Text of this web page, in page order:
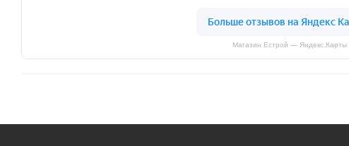
Магазин Естрой — Яндекс.Карты